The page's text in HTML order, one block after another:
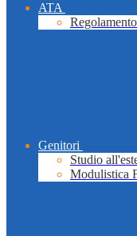
ATA
Genitori
Studio
Modulistica